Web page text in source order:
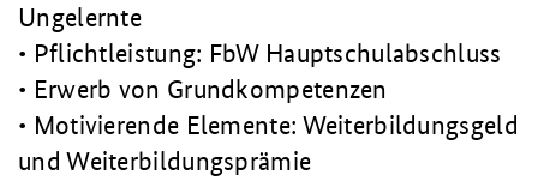
Ungelernte
• Pflichtleistung: FbW Hauptschulabschluss
• Erwerb von Grundkompetenzen
• Motivierende Elemente: Weiterbildungsgeld
und Weiterbildungsprämie